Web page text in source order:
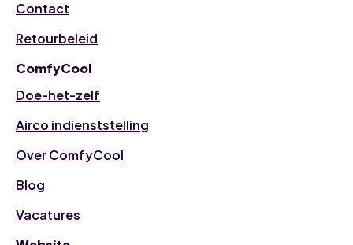
Contact
Retourbeleid
ComfyCool
Doe-het-zelf
Airco indienststelling
Over ComfyCool
Blog
Vacatures